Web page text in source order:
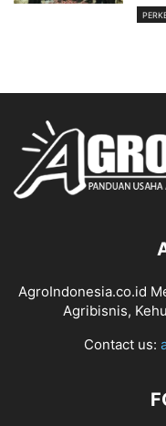
AgroIndonesia.co.id
Agribisnis,
Contact us: